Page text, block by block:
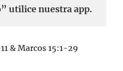
utilice nuestra app.
& Marcos 15:1-29